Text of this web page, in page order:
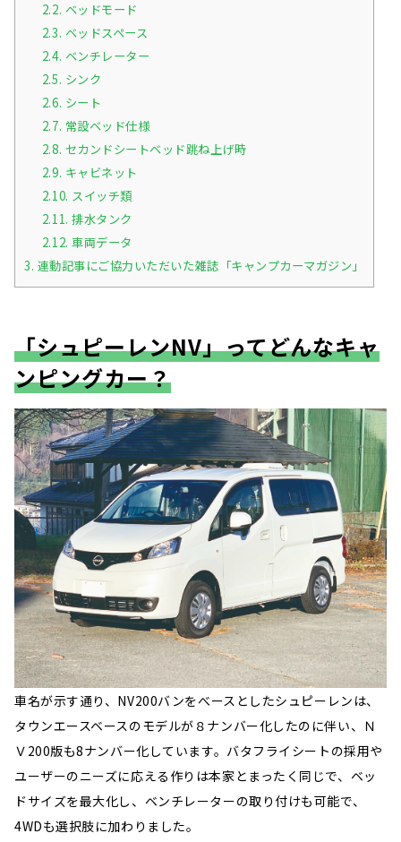
2.2. ベッドモード
2.3. ベッドスペース
2.4. ベンチレーター
2.5. シンク
2.6. シート
2.7. 常設ベッド仕様
2.8. セカンドシートベッド跳ね上げ時
2.9. キャビネット
2.10. スイッチ類
2.11. 排水タンク
2.12. 車両データ
3. 連動記事にご協力いただいた雑誌「キャンプカーマガジン」
「シュピーレンNV」ってどんなキャ
ンピングカー？
車名が示す通り、NV200バンをべースとしたシュピーレンは、
タウンエースベースのモデルが８ナンバー化したのに伴い、Ｎ
Ｖ200版も8ナンバー化しています。バタフライシートの採用や
ユーザーのニーズに応える作りは本家とまったく同じで、ベッ
ドサイズを最大化し、ベンチレーターの取り付けも可能で、
4WDも選択肢に加わりました。